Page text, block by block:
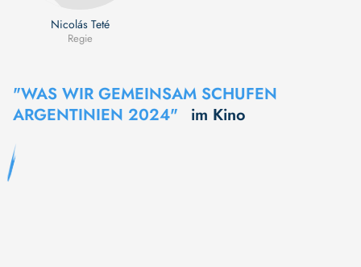
Nicolás Teté
Regie
"WAS WIR GEMEINSAM SCHUFEN
ARGENTINIEN 2024"
im Kino